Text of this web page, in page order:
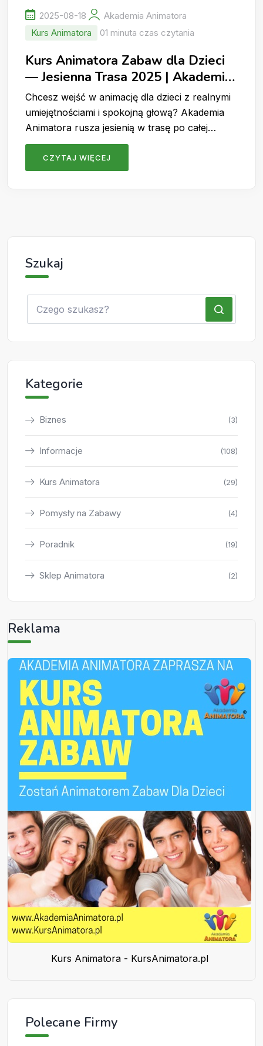
2025-08-18
Akademia Animatora
Kurs Animatora
01 minuta czas czytania
Kurs Animatora Zabaw dla Dzieci
— Jesienna Trasa 2025 | Akademia
Animatora Zaprasza!
Chcesz wejść w animację dla dzieci z realnymi
umiejętnościami i spokojną głową? Akademia
Animatora rusza jesienią w trasę po całej…
CZYTAJ WIĘCEJ
Szukaj
Kategorie
Biznes (3)
Informacje (108)
Kurs Animatora (29)
Pomysły na Zabawy (4)
Poradnik (19)
Sklep Animatora (2)
Reklama
Kurs Animatora - KursAnimatora.pl
Polecane Firmy